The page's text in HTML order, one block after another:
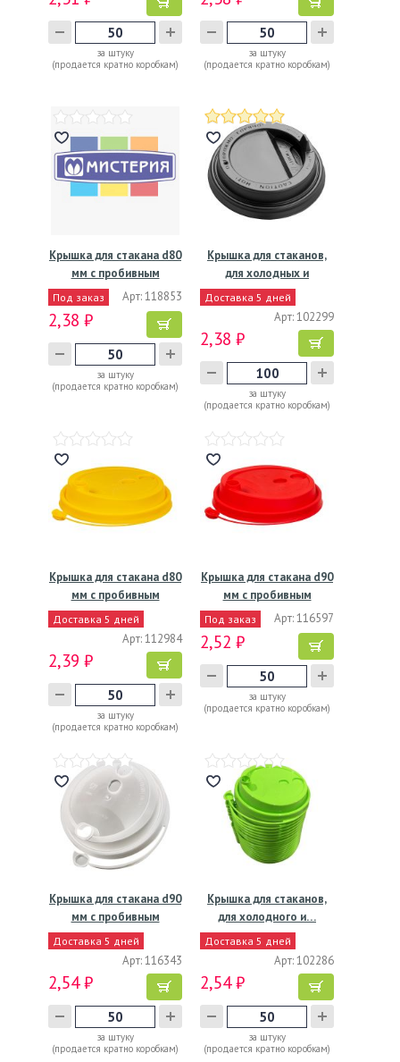
за штуку
(продается кратно коробкам)
за штуку
(продается кратно коробкам)
Крышка для стакана d80
мм с пробивным
слотом…
Под заказ Арт: 118853
2,38 ₽
за штуку
(продается кратно коробкам)
Крышка для стаканов,
для холодных и
горячих…
Доставка 5 дней
Арт: 102299
2,38 ₽
за штуку
(продается кратно коробкам)
Крышка для стакана d80
мм с пробивным
слотом…
Доставка 5 дней
Арт: 112984
2,39 ₽
за штуку
(продается кратно коробкам)
Крышка для стакана d90
мм с пробивным
слотом…
Под заказ Арт: 116597
2,52 ₽
за штуку
(продается кратно коробкам)
Крышка для стакана d90
мм с пробивным
слотом…
Доставка 5 дней
Арт: 116343
2,54 ₽
за штуку
(продается кратно коробкам)
Крышка для стаканов,
для холодного и…
Доставка 5 дней
Арт: 102286
2,54 ₽
за штуку
(продается кратно коробкам)